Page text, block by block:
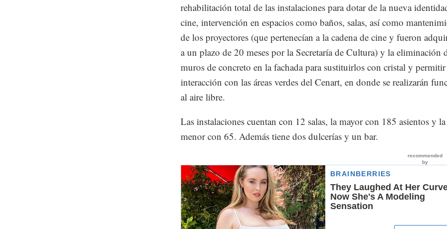
rehabilitación total de las instalaciones para dotar de la nueva
cine, intervención en espacios como baños, salas, así como
de los proyectores (que pertenecían a la cadena de cine y fueron
a un plazo de 20 meses por la Secretaría de Cultura) y la eliminación
muros de concreto en la fachada para sustituirlos con cristal y
interacción con las áreas verdes del Cenart, en donde se realizarán
al aire libre.
Las instalaciones cuentan con 12 salas, la mayor con 185 asientos y la
menor con 65. Además tiene dos dulcerías y un bar.